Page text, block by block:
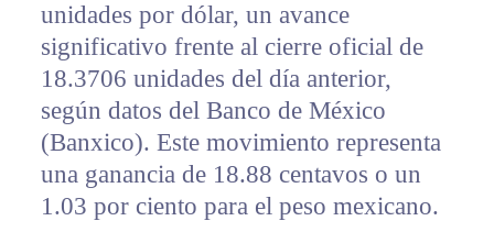
unidades por dólar, un avance
significativo frente al cierre oficial de
18.3706 unidades del día anterior,
según datos del Banco de México
(Banxico). Este movimiento representa
una ganancia de 18.88 centavos o un
1.03 por ciento para el peso mexicano.